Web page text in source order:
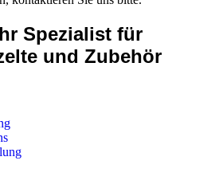
Spezialist für
und Zubehör